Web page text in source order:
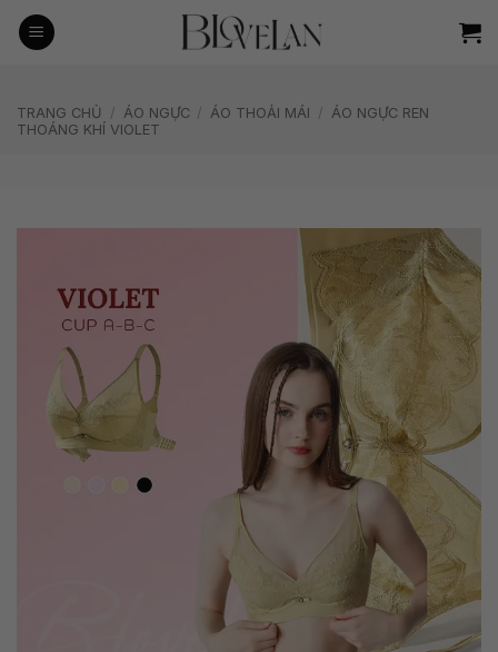
qua
TRANG CHỦ / ÁO NGỰC / ÁO THOẢI MÁI / ÁO NGỰC REN
THOÁNG KHÍ VIOLET